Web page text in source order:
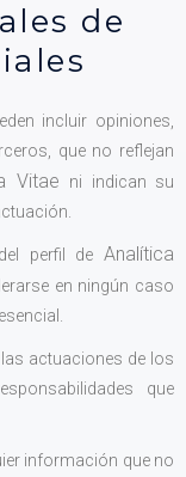
de
incluir opiniones,
que no reflejan
Vitae
ni indican su
perfil de Analítica
en ningún caso
actuaciones de los
que
información que no